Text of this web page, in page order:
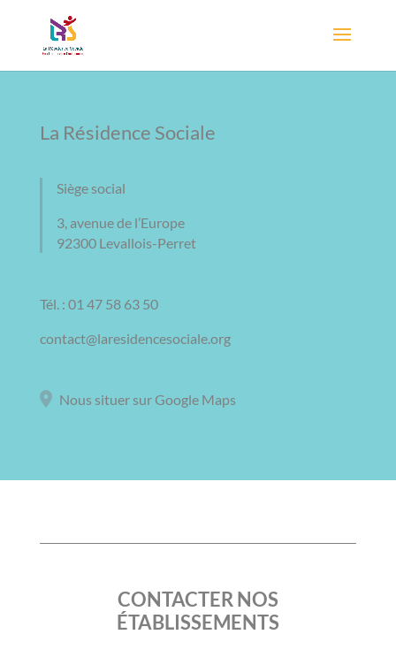
La Résidence Sociale
Siège social
3, avenue de l’Europe
92300 Levallois-Perret
Tél. : 01 47 58 63 50
contact@laresidencesociale.org
Nous situer sur Google Maps
CONTACTER NOS
ÉTABLISSEMENTS